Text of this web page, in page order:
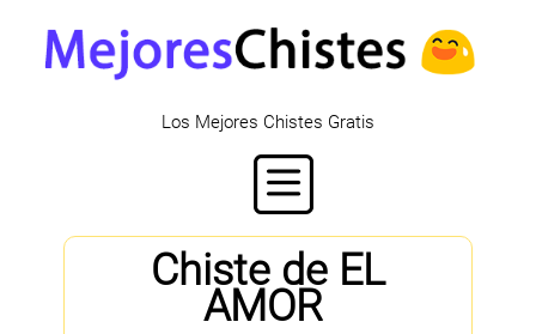
Los Mejores Chistes Gratis
Chiste de EL
AMOR